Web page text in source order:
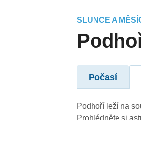
SLUNCE A
Počasí
Podhoří leží na
Prohlédněte si